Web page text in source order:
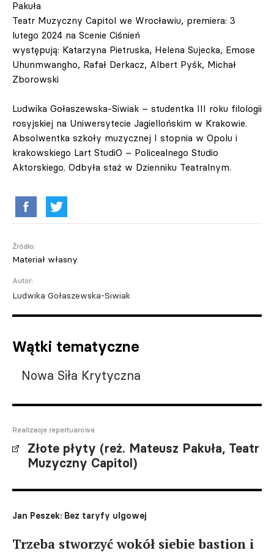
Pakuła
Teatr Muzyczny Capitol we Wrocławiu, premiera: 3
lutego 2024 na Scenie Ciśnień
występują: Katarzyna Pietruska, Helena Sujecka, Emose
Uhunmwangho, Rafał Derkacz, Albert Pyśk, Michał
Zborowski
Ludwika Gołaszewska-Siwiak – studentka III roku filologii
rosyjskiej na Uniwersytecie Jagiellońskim w Krakowie.
Absolwentka szkoły muzycznej I stopnia w Opolu i
krakowskiego Lart StudiO – Policealnego Studio
Aktorskiego. Odbyła staż w Dzienniku Teatralnym.
Źródło:
Materiał własny
Autor:
Ludwika Gołaszewska-Siwiak
Wątki tematyczne
Nowa Siła Krytyczna
Realizacje repertuarowe
Złote płyty (reż. Mateusz Pakuła, Teatr
Muzyczny Capitol)
Jan Peszek: Bez taryfy ulgowej
Trzeba stworzyć wokół siebie bastion i